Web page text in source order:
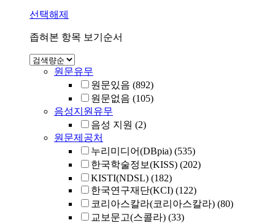
선택해제
좁혀본 항목 보기순서
원문유무
원문있음 (892)
원문없음 (105)
음성지원유무
음성 지원 (2)
원문제공처
누리미디어(DBpia) (535)
한국학술정보(KISS) (202)
KISTI(NDSL) (182)
한국연구재단(KCI) (122)
코리아스칼라(코리아스칼라) (80)
교보문고(스콜라) (33)